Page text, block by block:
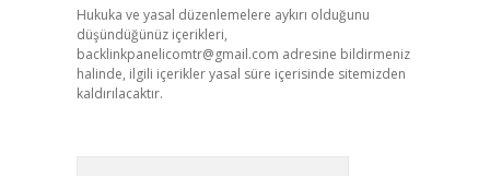
Hukuka ve yasal düzenlemelere aykırı olduğunu
düşündüğünüz içerikleri,
backlinkpanelicomtr@gmail.com adresine bildirmeniz
halinde, ilgili içerikler yasal süre içerisinde sitemizden
kaldırılacaktır.